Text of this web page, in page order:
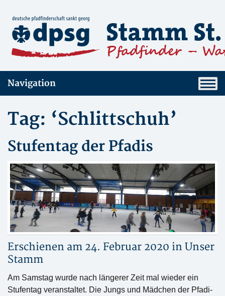
Navigation
Tag: ‘Schlittschuh’
Stufentag der Pfadis
Erschienen am 24. Februar 2020 in Unser
Stamm
Am Samstag wurde nach längerer Zeit mal wieder ein
Stufentag veranstaltet. Die Jungs und Mädchen der Pfadi-